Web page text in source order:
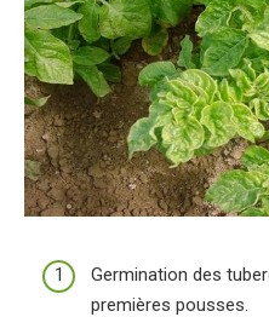
Germination des
premières pousses.